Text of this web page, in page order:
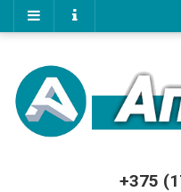
+375